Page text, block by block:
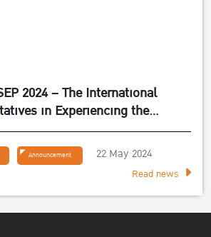
2024 – The International
in Experiencing the
Philosophy 2024
Announcement 22 May 2024
Read news